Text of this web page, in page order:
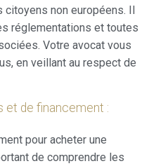
citoyens non européens. Il
réglementations et toutes
Votre avocat vous
en veillant au respect de
et de financement :
pour acheter une
de comprendre les